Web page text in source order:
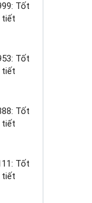
Tốt
tiết
Tốt
tiết
Tốt
tiết
Tốt
tiết